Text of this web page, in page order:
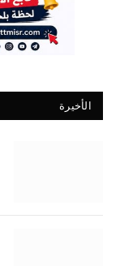
الأخيرة